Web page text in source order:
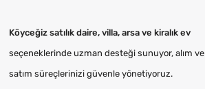
Köyceğiz satılık daire, villa, arsa ve kiralık ev
seçeneklerinde uzman desteği sunuyor, alım ve
satım süreçlerinizi güvenle yönetiyoruz.